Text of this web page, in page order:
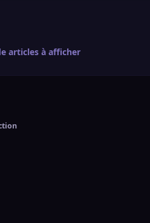
articles à afficher